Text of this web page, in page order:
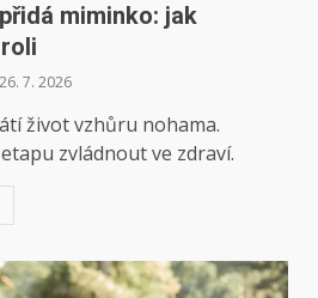
miminko: jak
26. 7. 2026
život vzhůru nohama.
zvládnout ve zdraví.